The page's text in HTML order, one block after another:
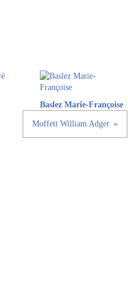
Baslez Marie-Françoise
Moffett William Adger